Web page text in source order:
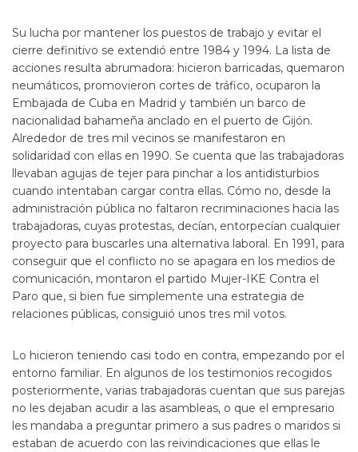
Su lucha por mantener los puestos de trabajo y evitar el
cierre definitivo se extendió entre 1984 y 1994. La lista de
acciones resulta abrumadora: hicieron barricadas, quemaron
neumáticos, promovieron cortes de tráfico, ocuparon la
Embajada de Cuba en Madrid y también un barco de
nacionalidad bahameña anclado en el puerto de Gijón.
Alrededor de tres mil vecinos se manifestaron en
solidaridad con ellas en 1990. Se cuenta que las trabajadoras
llevaban agujas de tejer para pinchar a los antidisturbios
cuando intentaban cargar contra ellas. Cómo no, desde la
administración pública no faltaron recriminaciones hacia las
trabajadoras, cuyas protestas, decían, entorpecían cualquier
proyecto para buscarles una alternativa laboral. En 1991, para
conseguir que el conflicto no se apagara en los medios de
comunicación, montaron el partido Mujer-IKE Contra el
Paro que, si bien fue simplemente una estrategia de
relaciones públicas, consiguió unos tres mil votos.
Lo hicieron teniendo casi todo en contra, empezando por el
entorno familiar. En algunos de los testimonios recogidos
posteriormente, varias trabajadoras cuentan que sus parejas
no les dejaban acudir a las asambleas, o que el empresario
les mandaba a preguntar primero a sus padres o maridos si
estaban de acuerdo con las reivindicaciones que ellas le